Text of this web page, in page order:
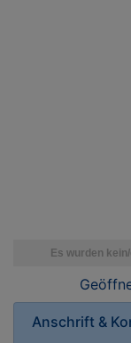
Anschrift &